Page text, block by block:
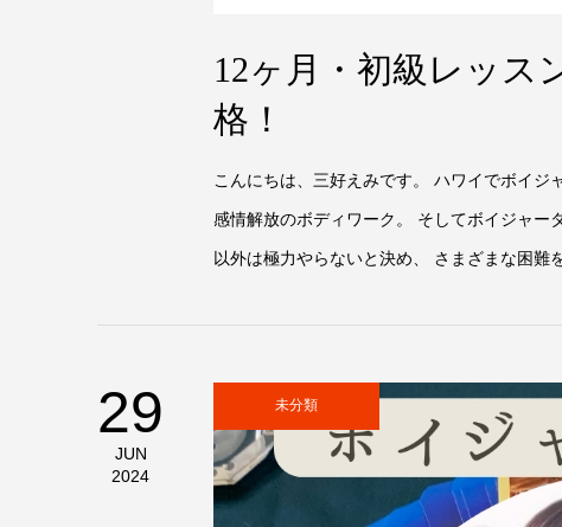
12ヶ月・初級レッス
格！
こんにちは、三好えみです。 ハワイでボイ
感情解放のボディワーク。 そしてボイジャー
以外は極力やらないと決め、 さまざまな困難
29
JUN
2024
未分類